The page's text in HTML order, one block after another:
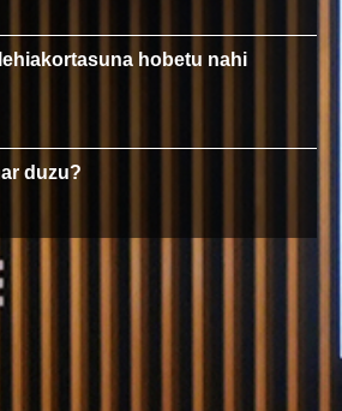
hobetu nahi
duzu?